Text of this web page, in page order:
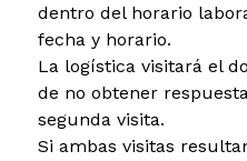
dentro del horario
fecha y horario.
La logística visitará el
de no obtener
segunda visita.
Si ambas visitas